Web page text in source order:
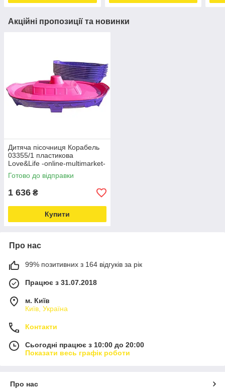
Акційні пропозиції та новинки
Дитяча пісочниця Корабель
03355/1 пластикова
Love&Life -online-multimarket-
Готово до відправки
1 636 ₴
Купити
Про нас
99% позитивних з 164 відгуків за рік
Працює з 31.07.2018
м. Київ
Київ, Україна
Контакти
Сьогодні працює з 10:00 до 20:00
Показати весь графік роботи
Про нас